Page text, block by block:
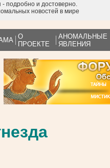
подробно и достоверно.
новостей в мире
О
ПРОЕКТЕ
АНОМАЛЬНЫЕ
ЯВЛЕНИЯ